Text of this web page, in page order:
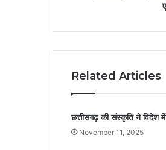
Related Articles
छत्तीसगढ़ की संस्कृति ने विदेश में
November 11, 2025